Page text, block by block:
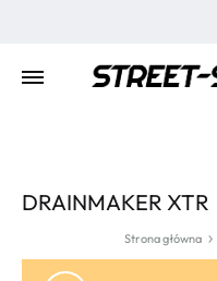
DRAINMAKER XTR
Strona główna